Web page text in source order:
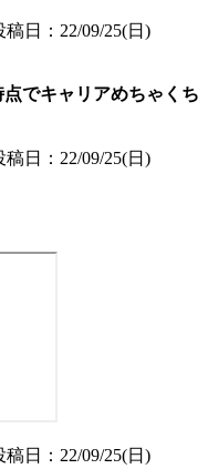
稿日：22/09/25(日)
でキャリアめちゃくち
稿日：22/09/25(日)
稿日：22/09/25(日)